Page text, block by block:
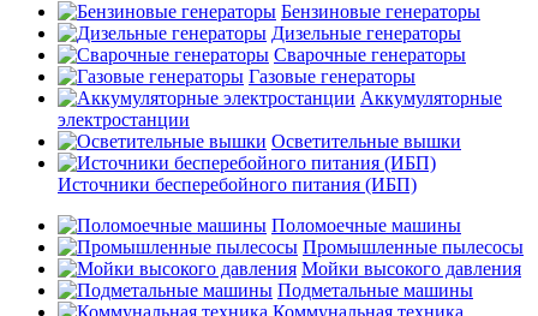
Бензиновые генераторы
Дизельные генераторы
Сварочные генераторы
Газовые генераторы
Аккумуляторные
электростанции
Осветительные вышки
Источники бесперебойного питания (ИБП)
Поломоечные машины
Промышленные пылесосы
Мойки высокого давления
Подметальные машины
Коммунальная техника